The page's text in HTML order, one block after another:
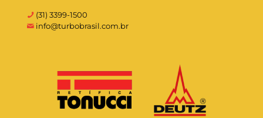
(31) 3399-1500
info@turbobrasil.com.br